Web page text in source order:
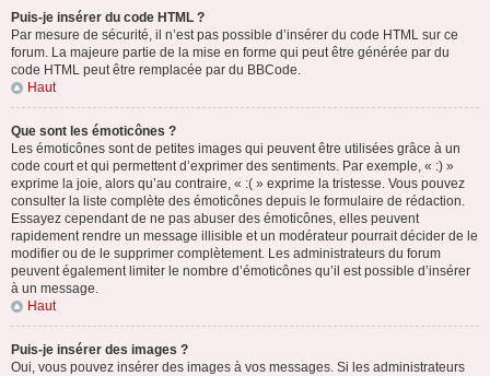
Puis-je insérer du code HTML ?
Par mesure de sécurité, il n’est pas possible d’insérer du code HTML sur ce
forum. La majeure partie de la mise en forme qui peut être générée par du
code HTML peut être remplacée par du BBCode.
Haut
Que sont les émoticônes ?
Les émoticônes sont de petites images qui peuvent être utilisées grâce à un
code court et qui permettent d’exprimer des sentiments. Par exemple, « :) »
exprime la joie, alors qu’au contraire, « :( » exprime la tristesse. Vous pouvez
consulter la liste complète des émoticônes depuis le formulaire de rédaction.
Essayez cependant de ne pas abuser des émoticônes, elles peuvent
rapidement rendre un message illisible et un modérateur pourrait décider de le
modifier ou de le supprimer complètement. Les administrateurs du forum
peuvent également limiter le nombre d’émoticônes qu’il est possible d’insérer
à un message.
Haut
Puis-je insérer des images ?
Oui, vous pouvez insérer des images à vos messages. Si les administrateurs